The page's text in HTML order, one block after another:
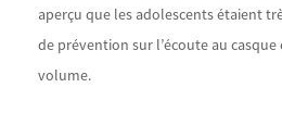
aperçu que les adolescents étaient
de prévention sur l’écoute au
volume.